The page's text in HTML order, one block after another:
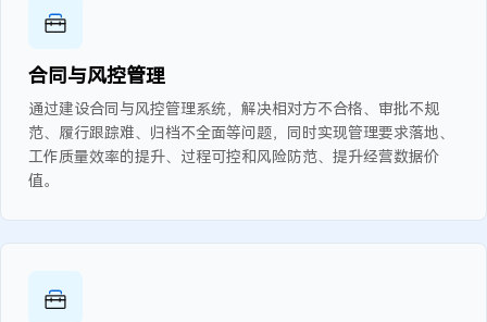
合同与风控管理
通过建设合同与风控管理系统，解决相对方不合格、审批不规
范、履行跟踪难、归档不全面等问题，同时实现管理要求落地、
工作质量效率的提升、过程可控和风险防范、提升经营数据价
值。